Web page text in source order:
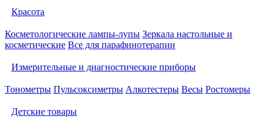
Красота
Косметологические лампы-лупы Зеркала настольные и
косметические Все для парафинотерапии
Измерительные и диагностические приборы
Тонометры Пульсоксиметры Алкотестеры Весы Ростомеры
Детские товары